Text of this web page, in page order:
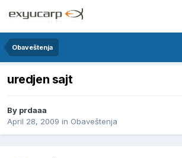
Obaveštenja
uredjen sajt
By prdaaa
April 28, 2009 in Obaveštenja